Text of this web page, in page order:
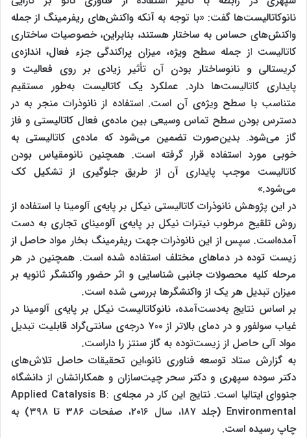
نانوکاتالیست‌ها گفت: «با توجه به آنکه واکنش‌های ریفرمینگ از جمله
واکنش‌های حساس به ساختار هستند، بنابراین، خصوصیات ساختاری
کاتالیست از جمله سطح ویژه، میزان پراکندگی جزء فعال، اندازه‌ی
کریستالی و نانوساختار بودن آن تأثیر زیادی بر روی فعالیت و
پایداری کاتالیست‌ها دارد. عملکرد یک کاتالیست به‌طور مستقیم
متناسب با سطح ویژه‌ی آن است. استفاده از نانوذرات منجر به در
دسترس بودن سطح تماس وسیعی بین ماده‌ی فعال کاتالیستی و فاز
گاز می‌شود. بدین‌صورت تضمین می‌شود که ماده‌ی کاتالیستی به
خوبی مورد استفاده قرار گرفته است. همچنین نانومقیاس بودن
کاتالیست موجب پایداری آن از طریق جلوگیری از تشکیل کک
می‌شود.»
در این پژوهش نانوذرات کاتالیستی نیکل بر پایه‌ی آلومینا با استفاده از
روش تلقیح مرطوب نیترات نیکل بر پایه‌ی آلومینای تجاری به ‌دست‌
آمده‌است. سپس از این نانوذرات جهت ریفرمینگ بخار مواد حاصل از
زیست توده در دماهای مختلف استفاده شده است. همچنین در هر
مرحله کلیه محصولات جانبی شناسایی و اثر حضور واکنشگر ثانویه بر
میزان تبدیل هر یک از واکنشگرها بررسی شده است.
بر اساس نتایج به‌دست‌آمده، نانوکاتالیست نیکل بر پایه‌ی آلومینا در
غیاب سولفور و در دمای بالاتر از ۷۰۰ درجه‌ی سانتی‌گراد قابلیت تبدیل
مواد آلی حاصل از زیست‌توده به گاز سنتز را داراست.
به گزارش ستاد توسعه فناوری نانو،این تحقیقات حاصل تلاش‌های
دکتر سوده سپهری و دکتر سحر چیت‌سازان و همکارانشان از دانشگاه
جنووای ایتالیا است. نتایج این کار در مجله‌ی Applied Catalysis B:
Environmental (جلد ۱۸۷، سال ۲۰۱۶، صفحات ۳۸۶ تا ۳۹۸) به
چاپ رسیده است.